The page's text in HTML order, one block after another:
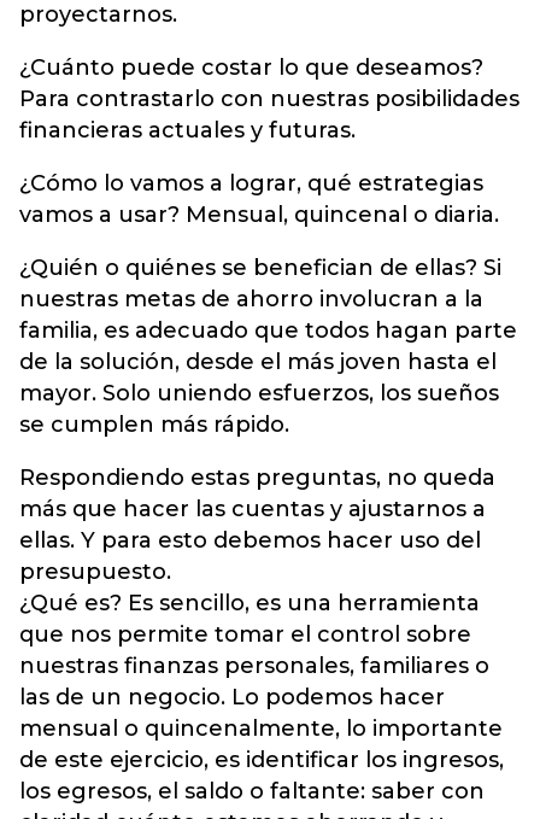
proyectarnos.
¿Cuánto puede costar lo que deseamos?
Para contrastarlo con nuestras posibilidades
financieras actuales y futuras.
¿Cómo lo vamos a lograr, qué estrategias
vamos a usar? Mensual, quincenal o diaria.
¿Quién o quiénes se benefician de ellas? Si
nuestras metas de ahorro involucran a la
familia, es adecuado que todos hagan parte
de la solución, desde el más joven hasta el
mayor. Solo uniendo esfuerzos, los sueños
se cumplen más rápido.
Respondiendo estas preguntas, no queda
más que hacer las cuentas y ajustarnos a
ellas. Y para esto debemos hacer uso del
presupuesto.
¿Qué es? Es sencillo, es una herramienta
que nos permite tomar el control sobre
nuestras finanzas personales, familiares o
las de un negocio. Lo podemos hacer
mensual o quincenalmente, lo importante
de este ejercicio, es identificar los ingresos,
los egresos, el saldo o faltante: saber con